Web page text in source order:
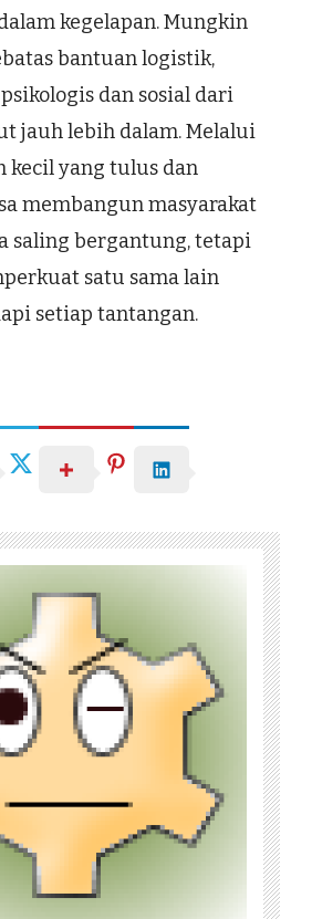
kegelapan. Mungkin
bantuan logistik,
dan sosial dari
jauh lebih dalam. Melalui
kecil yang tulus dan
membangun masyarakat
saling bergantung, tetapi
satu sama lain
setiap tantangan.